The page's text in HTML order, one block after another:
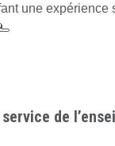
une expérience
de